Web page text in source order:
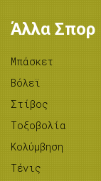
Άλλα Σπορ
Μπάσκετ
Βόλεϊ
Στίβος
Tοξοβολία
Κολύμβηση
Τένις